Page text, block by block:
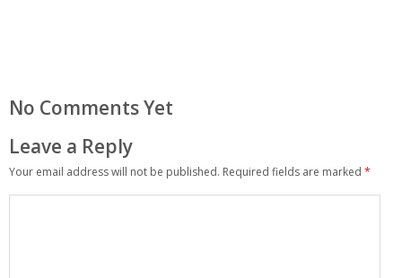
No Comments Yet
Leave a Reply
Your email address will not be published. Required fields are marked *